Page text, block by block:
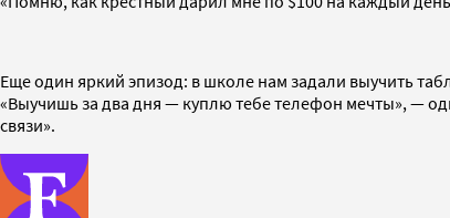
Еще один яркий эпизод: в школе нам задали выучить
«Выучишь за два дня — куплю тебе телефон мечты», —
связи».